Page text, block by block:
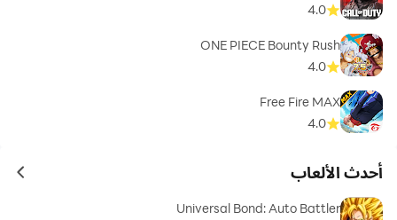
4.0
ONE PIECE Bounty Rush
4.0
Free Fire MAX
4.0
أحدث الألعاب
Universal Bond: Auto Battler